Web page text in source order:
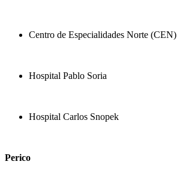
Centro de Especialidades Norte (CEN)
Hospital Pablo Soria
Hospital Carlos Snopek
Perico